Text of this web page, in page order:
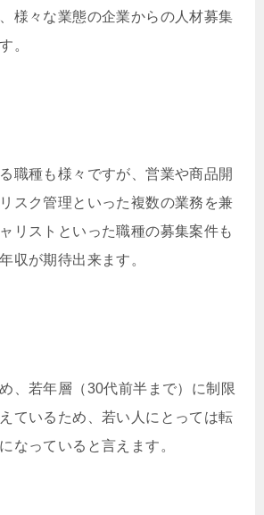
様々な業態の企業からの人材募集
。
職種も様々ですが、営業や商品開
スク管理といった複数の業務を兼
リストといった職種の募集案件も
収が期待出来ます。
、若年層（30代前半まで）に制限
ているため、若い人にとっては転
なっていると言えます。